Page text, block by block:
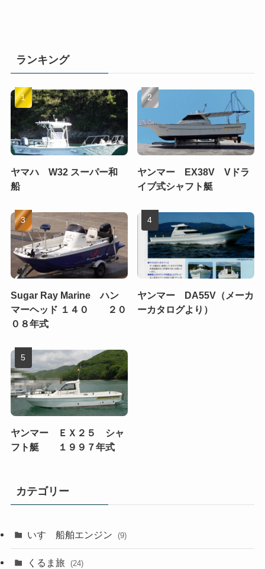
ランキング
ヤマハ W32 スーパー和
船
ヤンマー EX38V Vドラ
イブ式シャフト艇
Sugar Ray Marine ハン
マーヘッド １４０ ２０
０８年式
ヤンマー DA55V（メーカ
ーカタログより）
ヤンマー ＥＸ２５ シャ
フト艇 １９９７年式
カテゴリー
いすゞ船舶エンジン (9)
くるま旅 (24)